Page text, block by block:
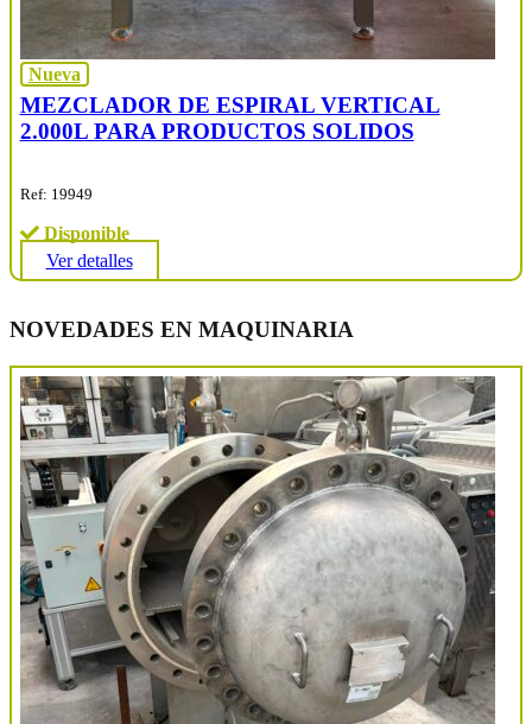
Nueva
MEZCLADOR DE ESPIRAL VERTICAL
2.000L PARA PRODUCTOS SOLIDOS
Ref: 19949
Disponible
Ver detalles
NOVEDADES EN MAQUINARIA